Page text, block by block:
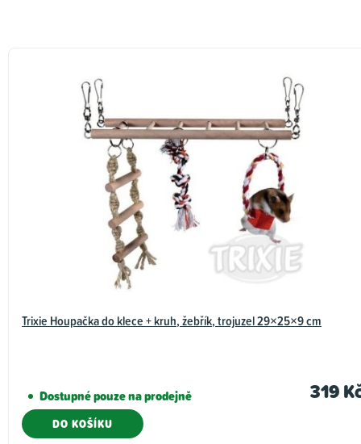
Trixie Houpačka do klece + kruh, žebřík, trojuzel 29×25×9 cm
Dostupné pouze na prodejně 319
DO KOŠÍKU